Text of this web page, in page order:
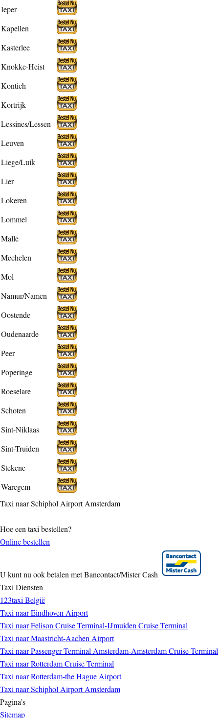
Ieper
Kapellen
Kasterlee
Knokke-Heist
Kontich
Kortrijk
Lessines/Lessen
Leuven
Liege/Luik
Lier
Lokeren
Lommel
Malle
Mechelen
Mol
Namur/Namen
Oostende
Oudenaarde
Peer
Poperinge
Roeselare
Schoten
Sint-Niklaas
Sint-Truiden
Stekene
Waregem
Taxi naar Schiphol Airport Amsterdam
Hoe een taxi bestellen?
Online bestellen
U kunt nu ook betalen met Bancontact/Mister Cash
Taxi Diensten
123taxi België
Taxi naar Eindhoven Airport
Taxi naar Felison Cruise Terminal-IJmuiden Cruise Terminal
Taxi naar Maastricht-Aachen Airport
Taxi naar Passenger Terminal Amsterdam-Amsterdam Cruise Terminal
Taxi naar Rotterdam Cruise Terminal
Taxi naar Rotterdam-the Hague Airport
Taxi naar Schiphol Airport Amsterdam
Pagina’s
Sitemap